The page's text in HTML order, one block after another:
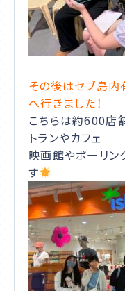
その後はセブ島内
へ行きました！
こちらは約600店
トランやカフェ
映画館やボーリン
す